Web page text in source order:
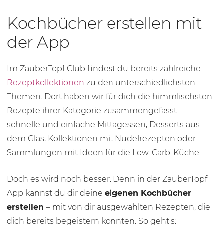
Kochbücher erstellen mit
der App
Im ZauberTopf Club findest du bereits zahlreiche
Rezeptkollektionen zu den unterschiedlichsten
Themen. Dort haben wir für dich die himmlischsten
Rezepte ihrer Kategorie zusammengefasst –
schnelle und einfache Mittagessen, Desserts aus
dem Glas, Kollektionen mit Nudelrezepten oder
Sammlungen mit Ideen für die Low-Carb-Küche.
Doch es wird noch besser. Denn in der ZauberTopf
App kannst du dir deine eigenen Kochbücher
erstellen – mit von dir ausgewählten Rezepten, die
dich bereits begeistern konnten. So geht's: